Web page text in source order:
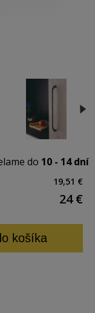
do 10 - 14 dní
19,51 €
24 €
košíka